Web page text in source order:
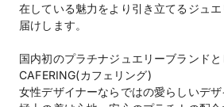
在している魅力をより引き立てるジュ
届けします。
国内初のプラチナジュエリーブランド
CAFERING(カフェリング)
女性デザイナーならではの愛らしいデ